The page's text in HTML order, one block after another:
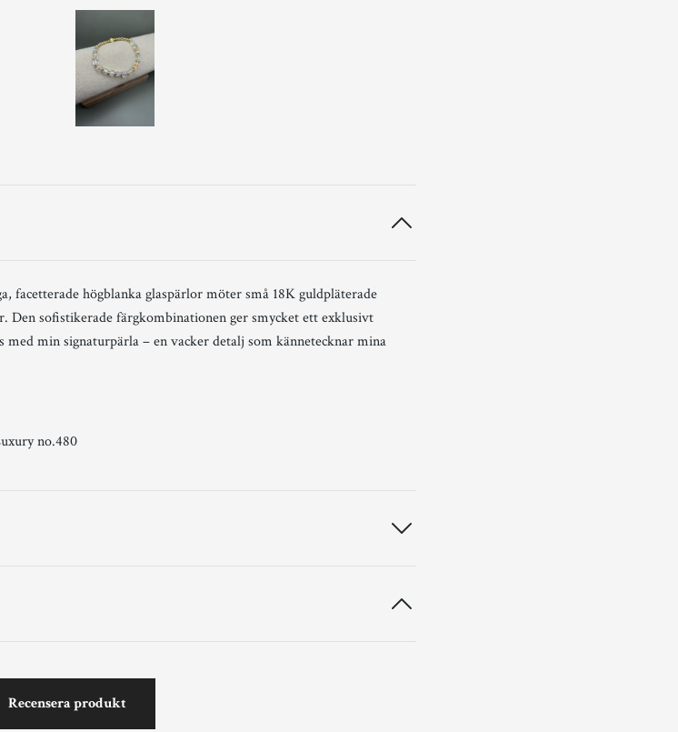
facetterade högblanka glaspärlor möter små 18K guldpläterade
sofistikerade färgkombinationen ger smycket ett exklusivt
min signaturpärla – en vacker detalj som kännetecknar mina
no.480
Recensera produkt